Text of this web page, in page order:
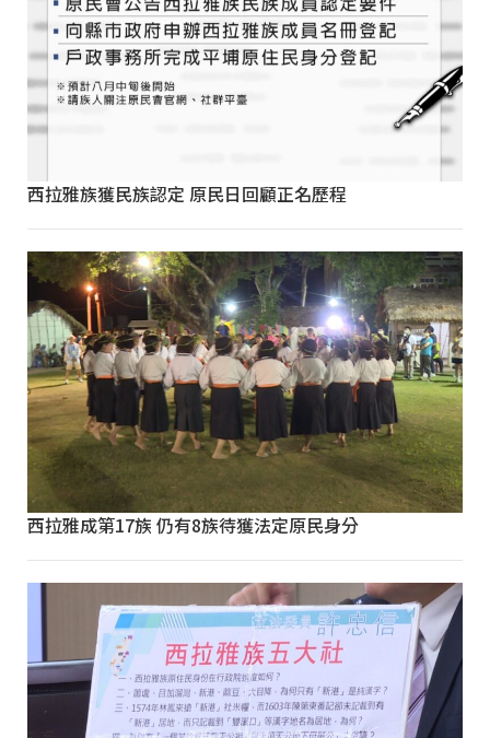
西拉雅族獲民族認定 原民日回顧正名歷程
西拉雅成第17族 仍有8族待獲法定原民身分